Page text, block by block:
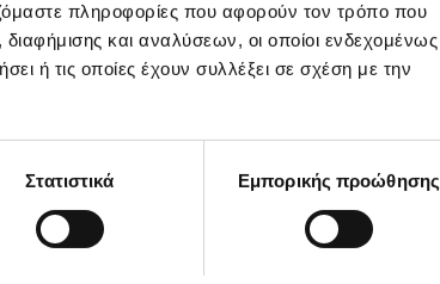
πληροφορίες που αφορούν τον τρόπο που
και αναλύσεων, οι οποίοι ενδεχομένως
ή τις οποίες έχουν συλλέξει σε σχέση με την
Στατιστικά Εμπορικής προώθησης